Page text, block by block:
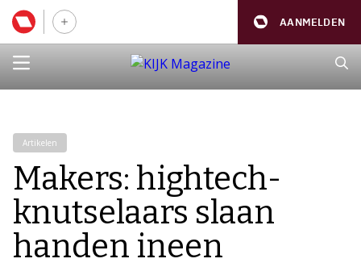
AANMELDEN
Artikelen
Makers: hightech-
knutselaars slaan
handen ineen